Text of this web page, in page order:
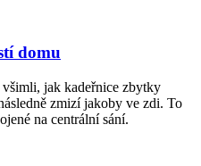
domu
jak kadeřnice zbytky
zmizí jakoby ve zdi. To
na centrální sání.